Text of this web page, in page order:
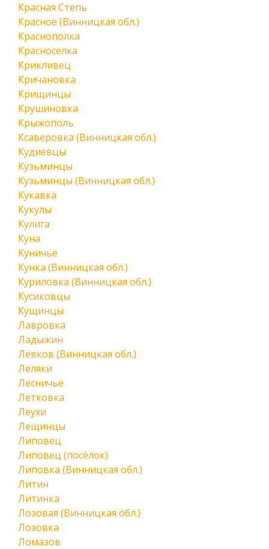
Красная Степь
Красное (Винницкая обл.)
Краснополка
Красноселка
Крикливец
Кричановка
Крищинцы
Крушиновка
Крыжополь
Ксаверовка (Винницкая обл.)
Кудиевцы
Кузьминцы
Кузьминцы (Винницкая обл.)
Кукавка
Кукулы
Кулига
Куна
Куничье
Кунка (Винницкая обл.)
Куриловка (Винницкая обл.)
Кусиковцы
Кущинцы
Лавровка
Ладыжин
Левков (Винницкая обл.)
Леляки
Лесничье
Летковка
Леухи
Лещинцы
Липовец
Липовец (посёлок)
Липовка (Винницкая обл.)
Литин
Литинка
Лозовая (Винницкая обл.)
Лозовка
Ломазов